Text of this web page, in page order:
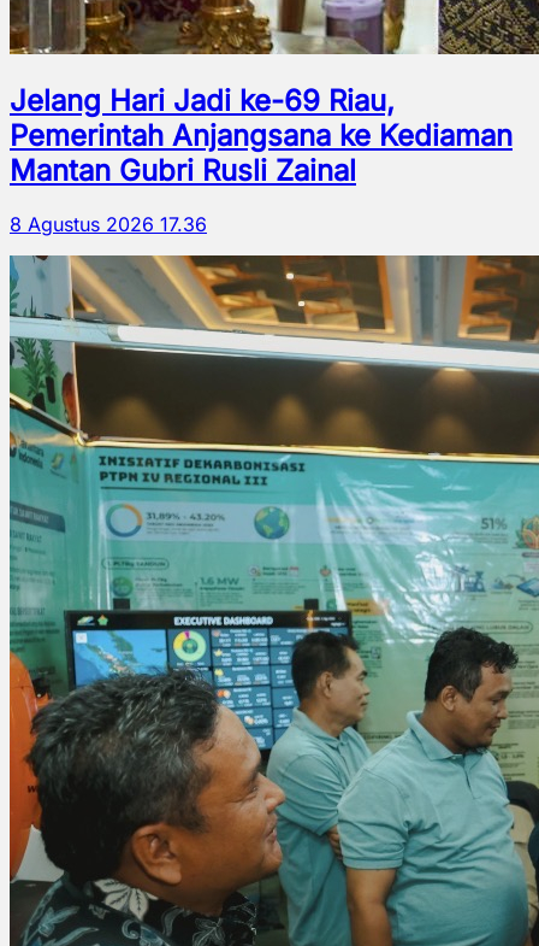
Jelang Hari Jadi ke-69 Riau,
Pemerintah Anjangsana ke Kediaman
Mantan Gubri Rusli Zainal
8 Agustus 2026 17.36